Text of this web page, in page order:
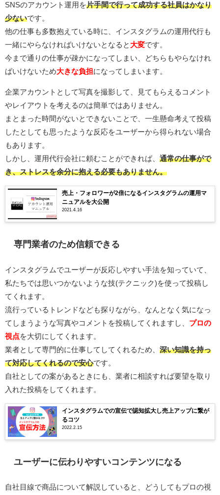
SNSのアカウント運用を片手間で行って成功する社員はかなり
少ないです。
他の仕事も多数抱えている時に、インスタグラムの運用代行も
一緒にやらなければいけないとなると 大変です。
今まで通りの仕事が疎かになってしまい、どちらもやらなけれ
ばいけないため大きな負担になってしまいます。
企業アカウントとして写真を撮影して、見てもらえるコメント
やレイアウトを考えるのは簡単ではありません。
まとまった時間がないとできないことで、一生懸命考えて投稿
したとしても思ったような反応をユーザーから得られない場合
もあります。
しかし、運用代行会社に頼むことができれば、 通常の仕事がで
き、ストレスを余分に抱える必要もありません。
売上・フォロワーが2倍になるインスタグラムの運用マ
ニュアルを大公開
2021.4.16
専門業者のため信頼できる
インスタグラムでユーザーが反応しやすい手法を知っていて、
私たちでは思いつかないような技(テクニック)を使って投稿し
てくれます。
流行っているトレンドなども探りながら、なんとなく気になっ
てしまうような写真やコメントを投稿してくれますし、 プロの
視点を大切にしてくれます。
業者として専門的に仕事してしてくれるため、 深い知識を持っ
て対応してくれるので安心です。
自社としての案があるときにも、業者に相談すれば要望を取り
入れた投稿をしてくれます。
インスタグラムでの宣伝で認知拡大し売上アップに繋が
るコツ
2022.2.15
ユーザーに伝わりやすいコンテンツになる
自社目線で商品について解説していると、どうしてもプロの視